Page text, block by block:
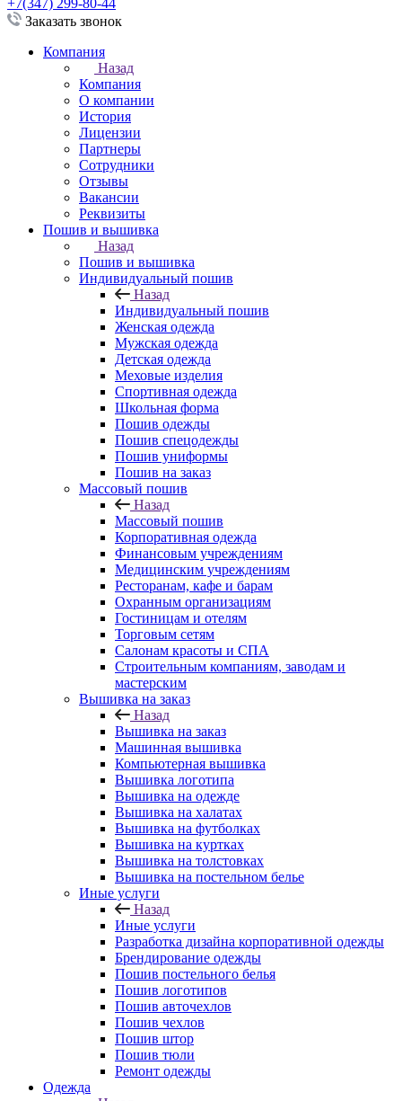
+7(347) 299-80-44
Заказать звонок
Компания
Назад
Компания
О компании
История
Лицензии
Партнеры
Сотрудники
Отзывы
Вакансии
Реквизиты
Пошив и вышивка
Назад
Пошив и вышивка
Индивидуальный пошив
Назад
Индивидуальный пошив
Женская одежда
Мужская одежда
Детская одежда
Меховые изделия
Спортивная одежда
Школьная форма
Пошив одежды
Пошив спецодежды
Пошив униформы
Пошив на заказ
Массовый пошив
Назад
Массовый пошив
Корпоративная одежда
Финансовым учреждениям
Медицинским учреждениям
Ресторанам, кафе и барам
Охранным организациям
Гостиницам и отелям
Торговым сетям
Салонам красоты и СПА
Строительным компаниям, заводам и
мастерским
Вышивка на заказ
Назад
Вышивка на заказ
Машинная вышивка
Компьютерная вышивка
Вышивка логотипа
Вышивка на одежде
Вышивка на халатах
Вышивка на футболках
Вышивка на куртках
Вышивка на толстовках
Вышивка на постельном белье
Иные услуги
Назад
Иные услуги
Разработка дизайна корпоративной одежды
Брендирование одежды
Пошив постельного белья
Пошив логотипов
Пошив авточехлов
Пошив чехлов
Пошив штор
Пошив тюли
Ремонт одежды
Одежда